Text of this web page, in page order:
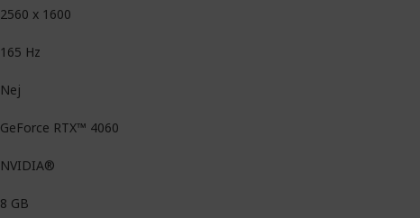
2560 x 1600
165 Hz
Nej
GeForce RTX™ 4060
NVIDIA®
8 GB